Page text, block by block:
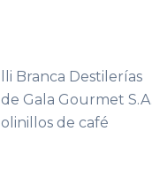
Branca Destilerías
Gala Gourmet
de café